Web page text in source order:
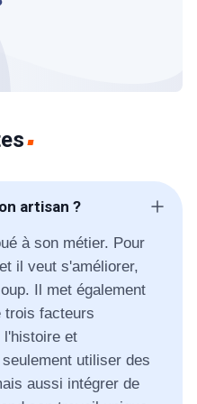
artisan ?
à son métier. Pour
il veut s'améliorer,
Il met également
trois facteurs
l'histoire et
utiliser des
aussi intégrer de